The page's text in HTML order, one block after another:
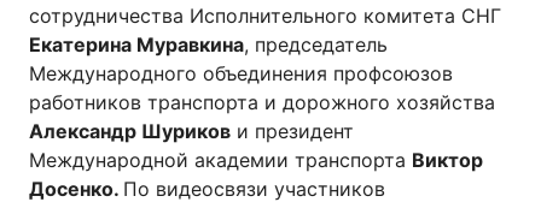
сотрудничества Исполнительного комитета СНГ
Екатерина Муравкина, председатель
Международного объединения профсоюзов
работников транспорта и дорожного хозяйства
Александр Шуриков и президент
Международной академии транспорта Виктор
Досенко. По видеосвязи участников